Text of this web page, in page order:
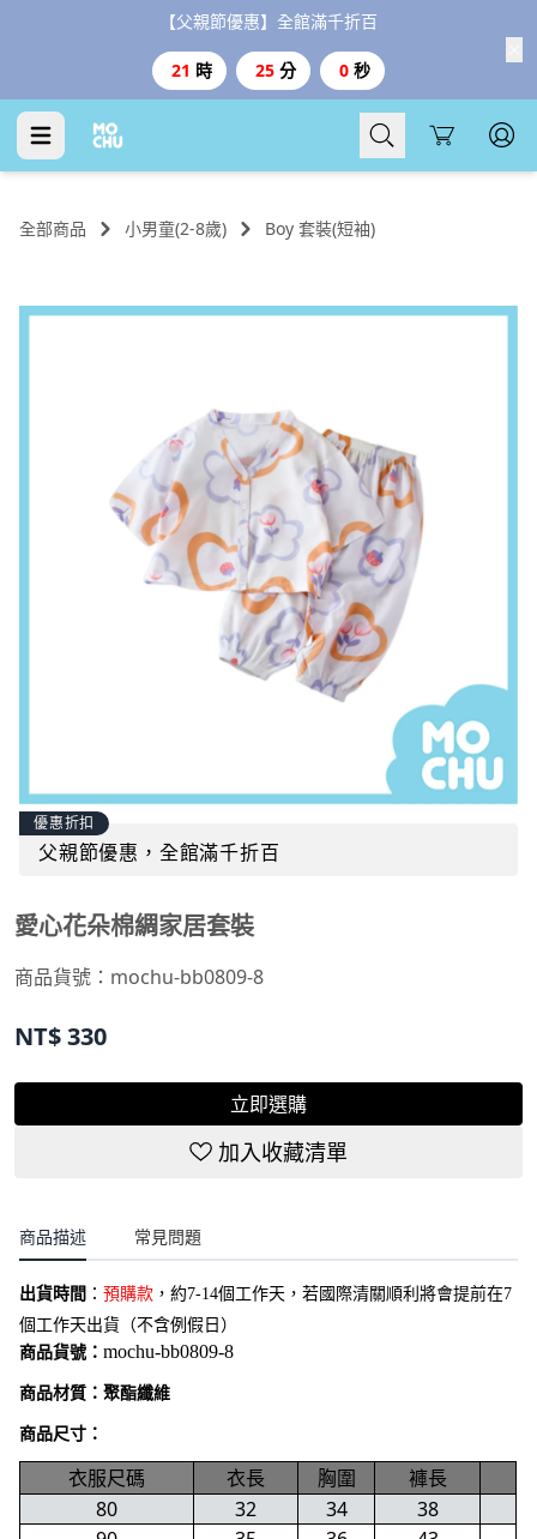
【父親節優惠】全館滿千折百
21 時 24 分 59 秒
Cart
全部商品 小男童(2-8歲) Boy 套裝(短袖)
優惠折扣
父親節優惠，全館滿千折百
愛心花朵棉綢家居套裝
商品貨號： mochu-bb0809-8
NT$330
立即選購
加入收藏清單
商品描述 常見問題
出貨時間 ： 預購款 ，約7-14個工作天，若國際清關順利將會提前在7
個工作天出貨（不含例假日）
商品貨號： mochu-bb0809-8
商品材質：聚酯纖維
商品尺寸：
衣服尺碼 衣長 胸圍
褲長
80
32 34
38